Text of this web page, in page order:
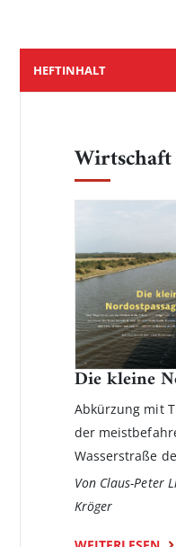
HEFTINHALT
Wirtschaft
Die kleine
Abkürzung mit
der
Wasserstraße
Von Claus-Peter
Kröger